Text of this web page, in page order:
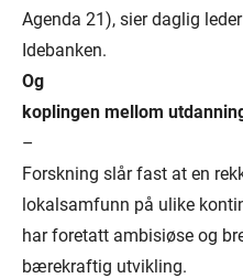
Agenda 21), sier daglig
Idebanken.
Og
koplingen mellom
–
Forskning slår fast at en
lokalsamfunn på ulike
har foretatt ambisiøse og
bærekraftig utvikling.